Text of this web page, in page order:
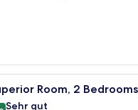
Fenster und eine Tür zu
Schreibtisch mit
6 Room, 2
Sehr gut